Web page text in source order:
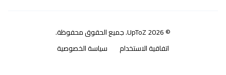
© 2026 UpToZ. جميع الحقوق محفوظة.
اتفاقية الاستخدام
سياسة الخصوصية